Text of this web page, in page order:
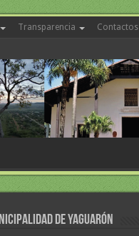
Transparencia Contactos
DE YAGUARÓN